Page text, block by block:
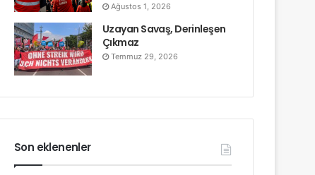
Ağustos 1, 2026
Uzayan Savaş, Derinleşen
Çıkmaz
Temmuz 29, 2026
Son eklenenler